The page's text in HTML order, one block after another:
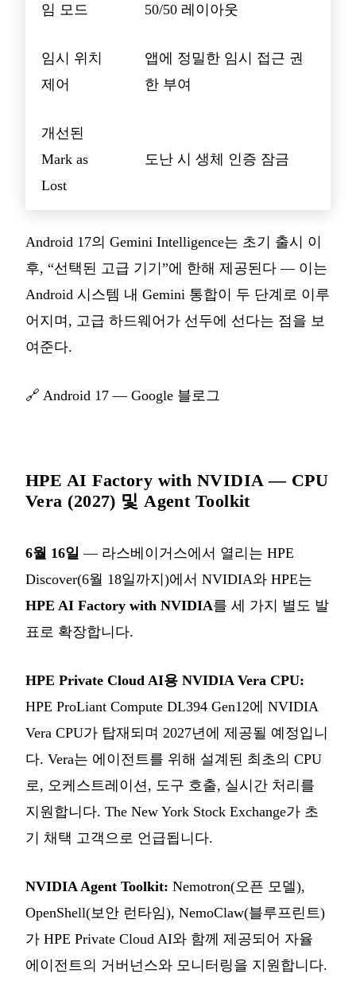
임 모드
50/50 레이아웃
임시 위치
제어
앱에 정밀한 임시 접근 권
한 부여
개선된
Mark as
Lost
도난 시 생체 인증 잠금
Android 17의 Gemini Intelligence는 초기 출시 이
후, “선택된 고급 기기”에 한해 제공된다 — 이는
Android 시스템 내 Gemini 통합이 두 단계로 이루
어지며, 고급 하드웨어가 선두에 선다는 점을 보
여준다.
🔗 Android 17 — Google 블로그
HPE AI Factory with NVIDIA — CPU
Vera (2027) 및 Agent Toolkit
6월 16일 — 라스베이거스에서 열리는 HPE
Discover(6월 18일까지)에서 NVIDIA와 HPE는
HPE AI Factory with NVIDIA를 세 가지 별도 발
표로 확장합니다.
HPE Private Cloud AI용 NVIDIA Vera CPU:
HPE ProLiant Compute DL394 Gen12에 NVIDIA
Vera CPU가 탑재되며 2027년에 제공될 예정입니
다. Vera는 에이전트를 위해 설계된 최초의 CPU
로, 오케스트레이션, 도구 호출, 실시간 처리를
지원합니다. The New York Stock Exchange가 초
기 채택 고객으로 언급됩니다.
NVIDIA Agent Toolkit: Nemotron(오픈 모델),
OpenShell(보안 런타임), NemoClaw(블루프린트)
가 HPE Private Cloud AI와 함께 제공되어 자율
에이전트의 거버넌스와 모니터링을 지원합니다.